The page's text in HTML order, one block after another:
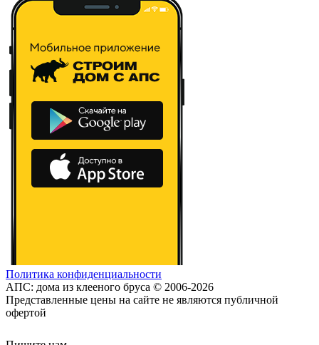
Политика конфиденциальности
АПС: дома из клееного бруса © 2006-2026
Представленные цены на сайте не являются публичной
офертой